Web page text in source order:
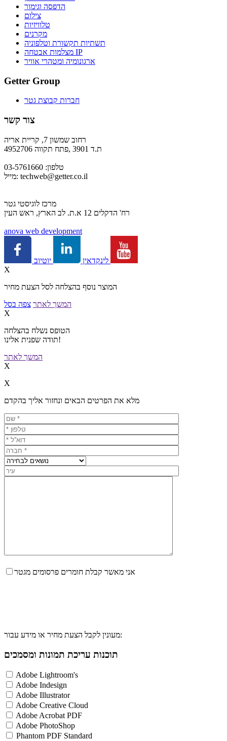
הדפסה וגימור
צילום
טלוויזיות
מקרנים
תשתיות תקשורת וטלפוניה
מצלמות אבטחה IP
ארגונומיה ומטהרי אוויר
Getter Group
חברות קבוצת גטר
צור קשר
רחוב שמשון 7, קריית אריה
ת.ד 3901 ,פתח תקווה 4952706
טלפון: 03-5761660
מייל: techweb@getter.co.il
מרכז לוגיסטי גטר
רח' הדקלים 12 א.ת. לב הארץ, ראש העין
anova web development
לינקדאין
X
המוצר נוסף בהצלחה לסל הצעת מחיר
המשך לאתר צפה בסל
X
הטופס נשלח בהצלחה
תודה שפנית אלינו!
המשך לאתר
X
X
מלא את הפרטים הבאים ונחזור אליך בהקדם
אני מאשר קבלת חומרים פרסומים מגטר
מעונין לקבל הצעת מחיר או מידע עבור:
תוכנות עריכת תמונות ומסמכים
Adobe Lightroom's
Adobe Indesign
Adobe Illustrator
Adobe Creative Cloud
Adobe Acrobat PDF
Adobe PhotoShop
Phantom PDF Standard